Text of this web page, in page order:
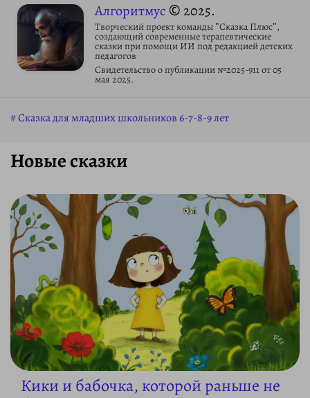
Алгоритмус © 2025.
Творческий проект команды "Сказка Плюс",
создающий современные терапевтические
сказки при помощи ИИ под редакцией детских
педагогов
Свидетельство о публикации №2025-911 от 05
мая 2025.
Сказка для младших школьников 6-7-8-9 лет
Новые сказки
Кики и бабочка, которой раньше не